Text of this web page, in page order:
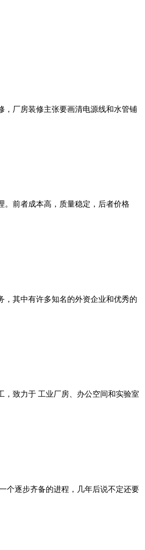
，厂房装修主张要画清电源线和水管铺
。前者成本高，质量稳定，后者价格
，其中有许多知名的外资企业和优秀的
致力于 工业厂房、办公空间和实验室
个逐步齐备的进程，几年后说不定还要